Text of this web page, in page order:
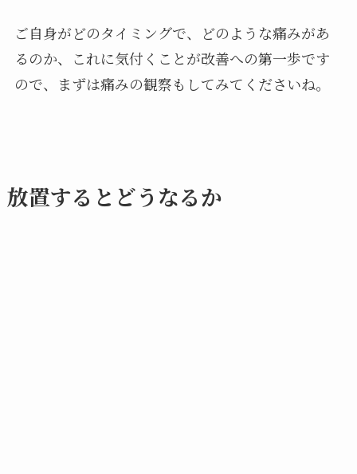
ご自身がどのタイミングで、どのような痛みがあ
るのか、これに気付くことが改善への第一歩です
ので、まずは痛みの観察もしてみてくださいね。
放置するとどうなるか